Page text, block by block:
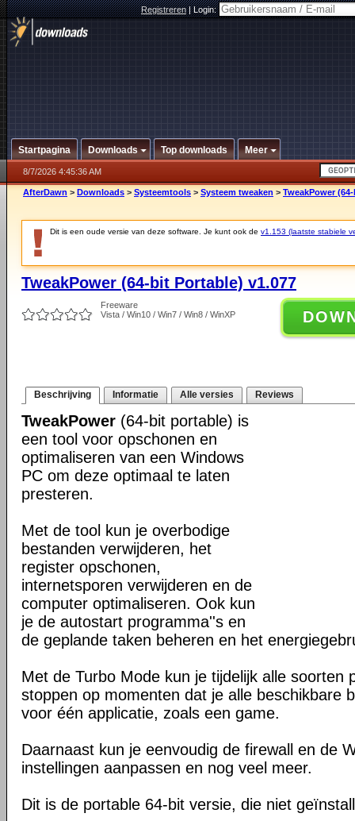
Registreren|Login:
Startpagina Downloads Top downloads Meer
8/7/2026 4:45:36 AM
AfterDawn > Downloads > Systeemtools > Systeem tweaken > TweakPower
Dit is een oude versie van deze software. Je kunt ook de v1.153 (laatste stabiele
TweakPower (64-bit Portable) v1.077
Freeware
Vista / Win10 / Win7 / Win8 / WinXP
Beschrijving Informatie Alle versies Reviews
TweakPower (64-bit portable) is
een tool voor opschonen en
optimaliseren van een Windows
PC om deze optimaal te laten
presteren.
Met de tool kun je overbodige
bestanden verwijderen, het
register opschonen,
internetsporen verwijderen en de
computer optimaliseren. Ook kun
je de autostart programma''s en
de geplande taken beheren en het
Met de Turbo Mode kun je tijdelijk alle soorten
stoppen op momenten dat je alle beschikbare
voor één applicatie, zoals een game.
Daarnaast kun je eenvoudig de firewall en de
instellingen aanpassen en nog veel meer.
Dit is de portable 64-bit versie, die niet